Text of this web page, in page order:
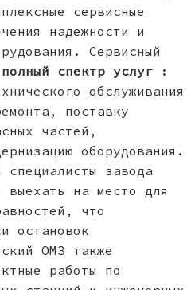
сервисные
надежности и
Сервисный
полный спектр услуг
:
обслуживания
поставку
частей,
оборудования.
специалисты завода
выехать на место для
что
остановок
ОМЗ также
работы по